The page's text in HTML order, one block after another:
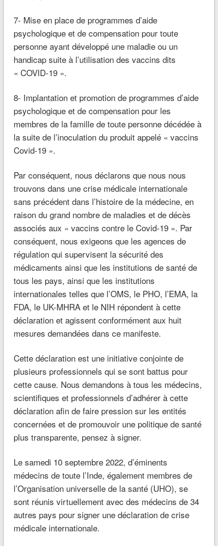
7- Mise en place de programmes d’aide
psychologique et de compensation pour toute
personne ayant développé une maladie ou un
handicap suite à l’utilisation des vaccins dits
« COVID-19 ».
8- Implantation et promotion de programmes d’aide
psychologique et de compensation pour les
membres de la famille de toute personne décédée à
la suite de l’inoculation du produit appelé « vaccins
Covid-19 ».
Par conséquent, nous déclarons que nous nous
trouvons dans une crise médicale internationale
sans précédent dans l’histoire de la médecine, en
raison du grand nombre de maladies et de décès
associés aux « vaccins contre le Covid-19 ». Par
conséquent, nous exigeons que les agences de
régulation qui supervisent la sécurité des
médicaments ainsi que les institutions de santé de
tous les pays, ainsi que les institutions
internationales telles que l’OMS, le PHO, l’EMA, la
FDA, le UK-MHRA et le NIH répondent à cette
déclaration et agissent conformément aux huit
mesures demandées dans ce manifeste.
Cette déclaration est une initiative conjointe de
plusieurs professionnels qui se sont battus pour
cette cause. Nous demandons à tous les médecins,
scientifiques et professionnels d’adhérer à cette
déclaration afin de faire pression sur les entités
concernées et de promouvoir une politique de santé
plus transparente, pensez à signer.
Le samedi 10 septembre 2022, d’éminents
médecins de toute l’Inde, également membres de
l’Organisation universelle de la santé (UHO), se
sont réunis virtuellement avec des médecins de 34
autres pays pour signer une déclaration de crise
médicale internationale.